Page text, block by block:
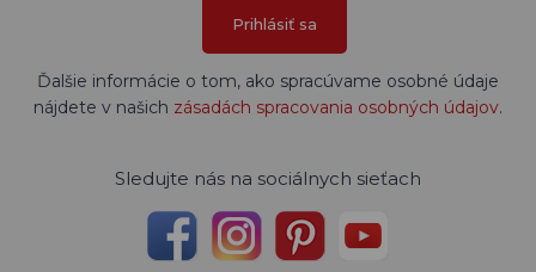
Prihlásiť sa
Ďalšie informácie o tom, ako spracúvame osobné údaje
nájdete v našich zásadách spracovania osobných údajov.
Sledujte nás na sociálnych sieťach